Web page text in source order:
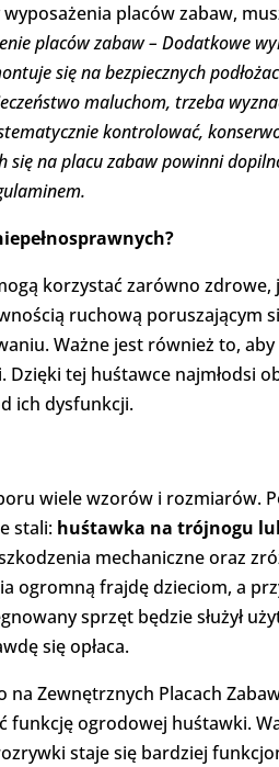
placów zabaw,
placów zabaw – Dodatkowe
się na bezpiecznych
maluchom, trzeba
kontrolować,
się na placu zabaw powinni
korzystać zarówno zdrowe,
ruchową poruszającym
Ważne jest również to,
tej huśtawce najmłodsi
ich dysfunkcji.
wiele wzorów i rozmiarów.
stali: huśtawka na trójnogu
mechaniczne oraz
ogromną frajdę dzieciom, a
sprzęt będzie służył
się opłaca.
Zewnętrznych Placach
funkcję ogrodowej huśtawki.
staje się bardziej